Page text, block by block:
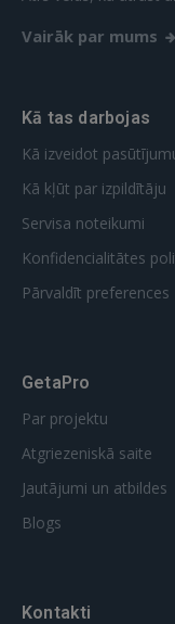
Vairāk par mums
Kā tas darbojas
Kā izveidot
Kā kļūt par izpildītāju
Servisa noteikumi
Konfidencialitātes
Pārvaldīt preferences
GetaPro
Par projektu
Atgriezeniskā saite
Jautājumi un atbildes
Blogs
Kontakti